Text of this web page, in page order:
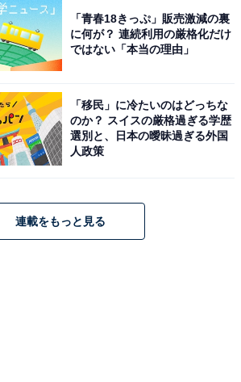
「青春18きっぷ」販売激減の裏
に何が？ 連続利用の厳格化だけ
ではない「本当の理由」
「移民」に冷たいのはどっちな
のか？ スイスの厳格過ぎる学歴
選別と、日本の曖昧過ぎる外国
人政策
連載をもっと見る